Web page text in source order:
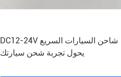
DC12-24V شاحن السيارات السريع
يحول تجربة شحن سيارتك